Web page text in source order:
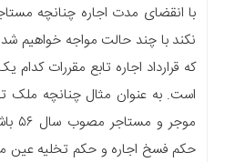
با انقضای مدت اجاره چنانچه
نکند با چند حالت مواجه خواهیم
که قرارداد اجاره تابع مقررات کدام
است. به عنوان مثال چنانچه ملک